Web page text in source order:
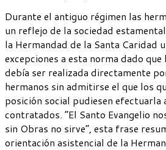
Durante el antiguo régimen las
un reflejo de la sociedad
la Hermandad de la Santa Caridad
excepciones a esta norma dado
debía ser realizada directamente
hermanos sin admitirse el que los
posición social pudiesen efectuarla
contratados. “El Santo Evangelio
sin Obras no sirve”, esta frase
orientación asistencial de la